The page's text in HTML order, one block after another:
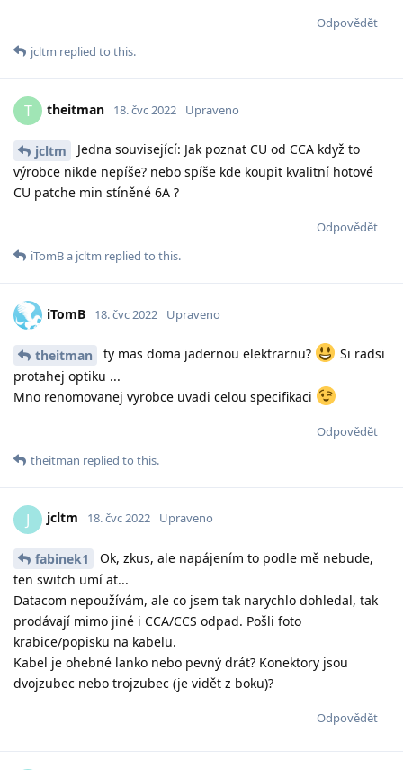
Odpovědět
jcltm replied to this.
T theitman 18. čvc 2022 Upraveno
jcltm
Jedna související: Jak poznat CU od CCA když to
výrobce nikde nepíše? nebo spíše kde koupit kvalitní hotové
CU patche min stíněné 6A ?
Odpovědět
iTomBa jcltm replied to this.
iTomB 18. čvc 2022 Upraveno
theitman ty mas doma jadernou elektrarnu?
Si radsi
protahej optiku ...
Mno renomovanej vyrobce uvadi celou specifikaci
Odpovědět
theitman replied to this.
J jcltm 18. čvc 2022 Upraveno
fabinek1
Ok, zkus, ale napájením to podle mě nebude,
ten switch umí at...
Datacom nepoužívám, ale co jsem tak narychlo dohledal, tak
prodávají mimo jiné i CCA/CCS odpad. Pošli foto
krabice/popisku na kabelu.
Kabel je ohebné lanko nebo pevný drát? Konektory jsou
dvojzubec nebo trojzubec (je vidět z boku)?
Odpovědět